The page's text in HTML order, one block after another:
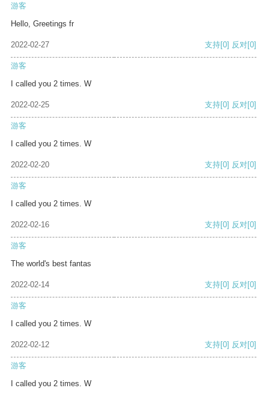
游客
Hello, Greetings fr
2022-02-27 支持[0] 反对[0]
游客
I called you 2 times. W
2022-02-25 支持[0] 反对[0]
游客
I called you 2 times. W
2022-02-20 支持[0] 反对[0]
游客
I called you 2 times. W
2022-02-16 支持[0] 反对[0]
游客
The world's best fantas
2022-02-14 支持[0] 反对[0]
游客
I called you 2 times. W
2022-02-12 支持[0] 反对[0]
游客
I called you 2 times. W